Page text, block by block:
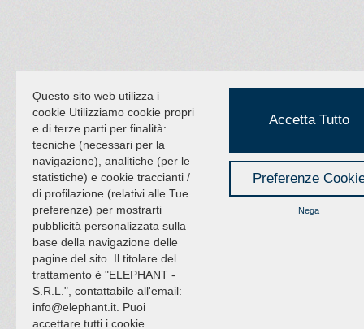
Questo sito web utilizza i
cookie Utilizziamo cookie propri
e di terze parti per finalità:
tecniche (necessari per la
navigazione), analitiche (per le
statistiche) e cookie traccianti /
di profilazione (relativi alle Tue
preferenze) per mostrarti
pubblicità personalizzata sulla
base della navigazione delle
pagine del sito. Il titolare del
trattamento è "ELEPHANT -
S.R.L.", contattabile all'email:
info@elephant.it. Puoi
accettare tutti i cookie
Accetta Tutto
Preferenze
Nega